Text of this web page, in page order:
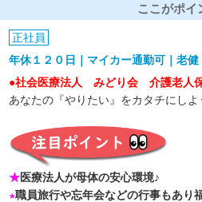
ここがポイ
正社員
年休１２０日｜マイカー通勤可｜老
●社会医療法人 みどり会 介護老人
あなたの『やりたい』をカタチにしよ
★医療法人が母体の安心環境♪
★職員旅行や忘年会などの行事もあり